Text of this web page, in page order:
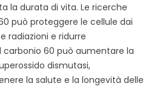
la durata di vita. Le ricerche
può proteggere le cellule dai
radiazioni e ridurre
carbonio 60 può aumentare la
dismutasi,
la salute e la longevità delle